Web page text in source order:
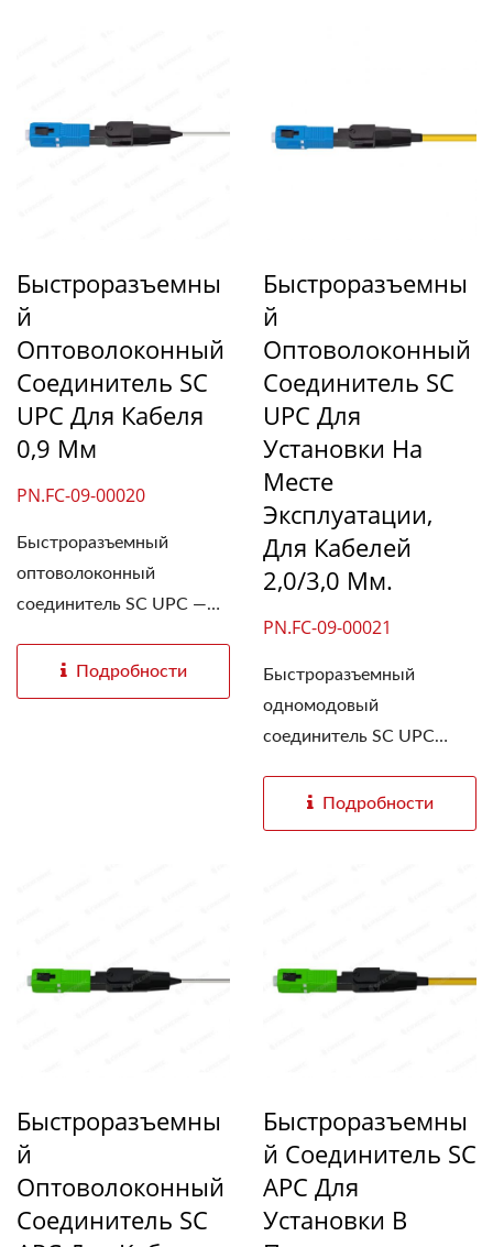
Быстроразъемны
Й
Оптоволоконный
Соединитель SC
UPC Для Кабеля
0,9 Мм
PN.FC-09-00020
Быстроразъемный
оптоволоконный
соединитель SC UPC —
Подробности
Быстроразъемны
Й
Оптоволоконный
Соединитель SC
UPC Для
Установки На
Месте
Эксплуатации,
Для Кабелей
2,0/3,0 Мм.
PN.FC-09-00021
Быстроразъемный
одномодовый
соединитель SC UPC
Подробности
Быстроразъемны
Й
Оптоволоконный
Соединитель SC
Быстроразъемны
Й Соединитель SC
APC Для
Установки В